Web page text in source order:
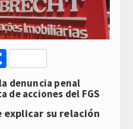
Compartir
denuncia penal
de acciones del FGS
su relación